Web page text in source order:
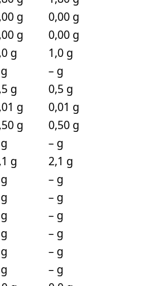
g
0,00 g
g
0,00 g
g
1,0 g
– g
g
0,5 g
g
0,01 g
g
0,50 g
– g
g
2,1 g
– g
– g
– g
– g
– g
– g